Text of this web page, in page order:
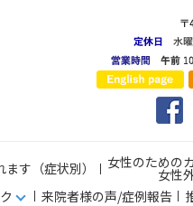
す（症状別） 女性のための
女性
来院者様の声/症例報告